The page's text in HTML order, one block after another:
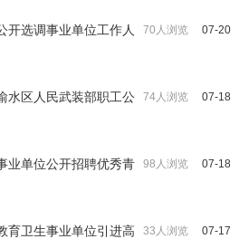
07-20
70人浏览
开选调事业单位工作人
07-18
74人浏览
水区人民武装部职工公
07-18
98人浏览
业单位公开招聘优秀青
07-17
33人浏览
育卫生事业单位引进高